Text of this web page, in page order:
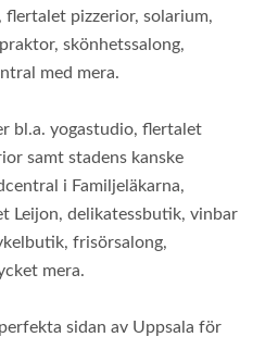
flertalet pizzerior, solarium,
skönhetssalong,
med mera.
bl.a. yogastudio, flertalet
samt stadens kanske
i Familjeläkarna,
Leijon, delikatessbutik, vinbar
frisörsalong,
mera.
sidan av Uppsala för